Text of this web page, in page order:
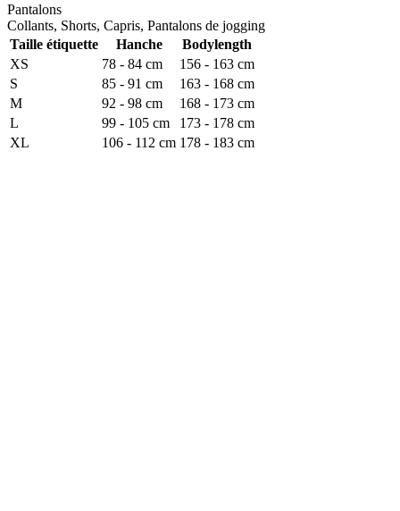
Pantalons
Collants, Shorts, Capris, Pantalons de jogging
Taille étiquette
Hanche
Bodylength
XS
78 - 84 cm
156 - 163 cm
S
85 - 91 cm
163 - 168 cm
M
92 - 98 cm
168 - 173 cm
L
99 - 105 cm
173 - 178 cm
XL
106 - 112 cm 178 - 183 cm